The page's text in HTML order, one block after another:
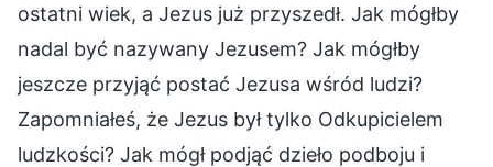
ostatni wiek, a Jezus już przyszedł. Jak mógłby
nadal być nazywany Jezusem? Jak mógłby
jeszcze przyjąć postać Jezusa wśród ludzi?
Zapomniałeś, że Jezus był tylko Odkupicielem
ludzkości? Jak mógł podjąć dzieło podboju i